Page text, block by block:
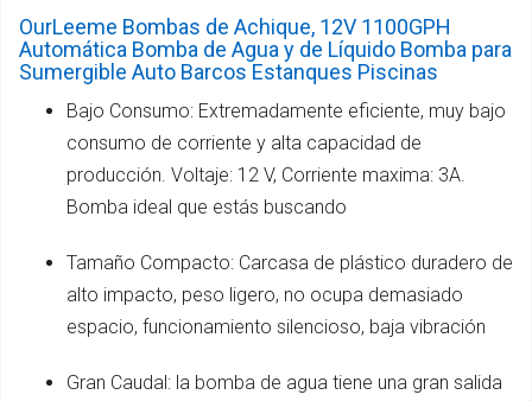
OurLeeme Bombas de Achique, 12V 1100GPH
Automática Bomba de Agua y de Líquido Bomba para
Sumergible Auto Barcos Estanques Piscinas
Bajo Consumo: Extremadamente eficiente, muy bajo
consumo de corriente y alta capacidad de
producción. Voltaje: 12 V, Corriente maxima: 3A.
Bomba ideal que estás buscando
Tamaño Compacto: Carcasa de plástico duradero de
alto impacto, peso ligero, no ocupa demasiado
espacio, funcionamiento silencioso, baja vibración
Gran Caudal: la bomba de agua tiene una gran salida